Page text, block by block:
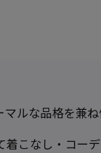
ルな品格を兼ね
こなし・コーデ